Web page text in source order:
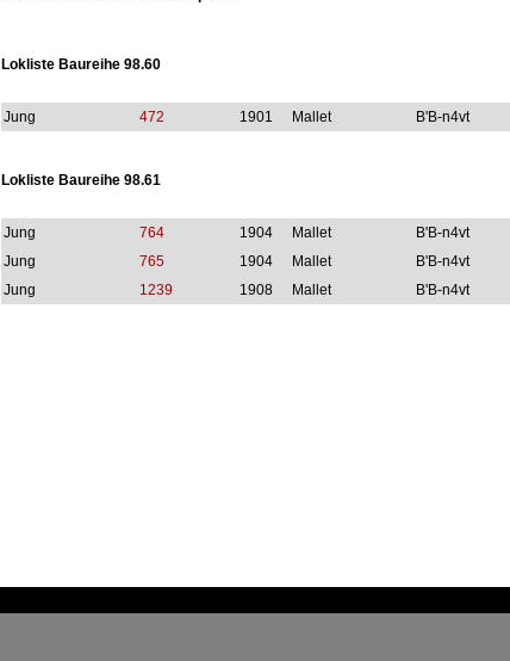
Lokliste Baureihe 98.60
Jung 472 1901 Mallet B'B-n4vt
Lokliste Baureihe 98.61
Jung 764 1904 Mallet B'B-n4vt
Jung
765 1904 Mallet B'B-n4vt
Jung
1239 1908 Mallet B'B-n4vt